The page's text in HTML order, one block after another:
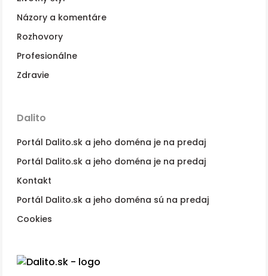
Názory a komentáre
Rozhovory
Profesionálne
Zdravie
Dalito
Portál Dalito.sk a jeho doména je na predaj
Portál Dalito.sk a jeho doména je na predaj
Kontakt
Portál Dalito.sk a jeho doména sú na predaj
Cookies